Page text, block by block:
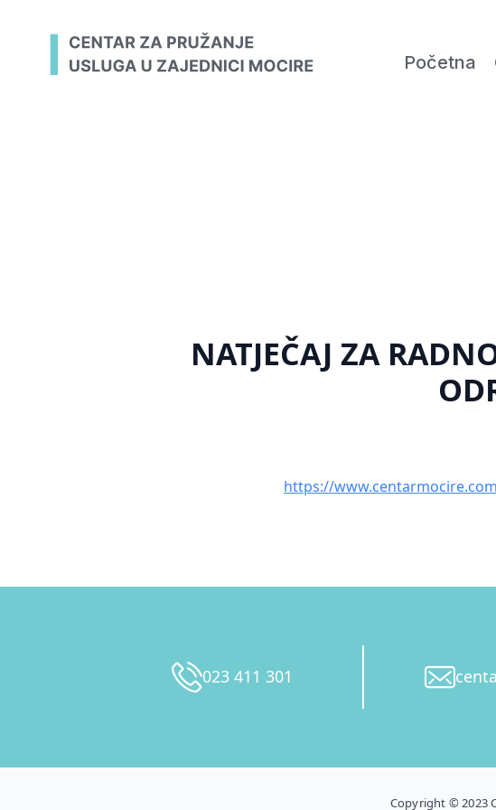
Početna
NATJEČAJ ZA
https://
023 411 301
Copyright © 2023